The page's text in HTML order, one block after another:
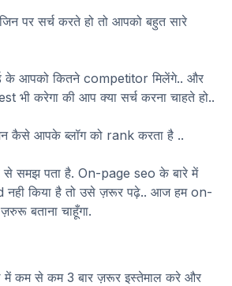
पर सर्च करते हो तो आपको बहुत सारे
के आपको कितने competitor मिलेंगे.. और
भी करेगा की आप क्या सर्च करना चाहते हो..
कैसे आपके ब्लॉग को rank करता है ..
समझ पता है. On-page seo के बारे में
नही किया है तो उसे ज़रूर पढ़े.. आज हम on-
बताना चाहूँगा.
में कम से कम 3 बार ज़रूर इस्तेमाल करे और